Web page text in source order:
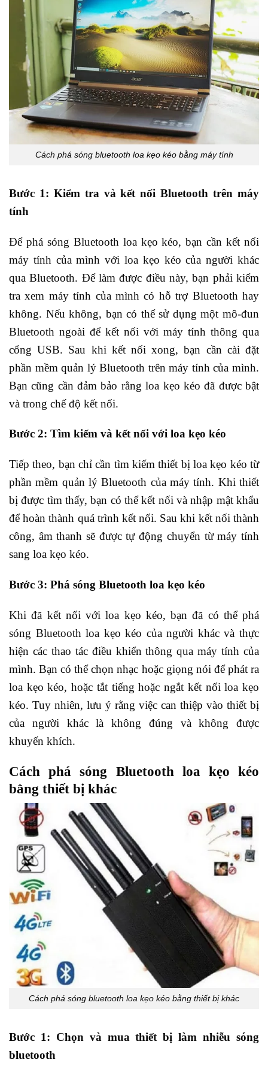
Cách phá sóng bluetooth loa kẹo kéo bằng máy tính
Bước 1: Kiểm tra và kết nối Bluetooth trên máy
tính
Để phá sóng Bluetooth loa kẹo kéo, bạn cần kết nối
máy tính của mình với loa kẹo kéo của người khác
qua Bluetooth. Để làm được điều này, bạn phải kiểm
tra xem máy tính của mình có hỗ trợ Bluetooth hay
không. Nếu không, bạn có thể sử dụng một mô-đun
Bluetooth ngoài để kết nối với máy tính thông qua
cổng USB. Sau khi kết nối xong, bạn cần cài đặt
phần mềm quản lý Bluetooth trên máy tính của mình.
Bạn cũng cần đảm bảo rằng loa kẹo kéo đã được bật
và trong chế độ kết nối.
Bước 2: Tìm kiếm và kết nối với loa kẹo kéo
Tiếp theo, bạn chỉ cần tìm kiếm thiết bị loa kẹo kéo từ
phần mềm quản lý Bluetooth của máy tính. Khi thiết
bị được tìm thấy, bạn có thể kết nối và nhập mật khẩu
để hoàn thành quá trình kết nối. Sau khi kết nối thành
công, âm thanh sẽ được tự động chuyển từ máy tính
sang loa kẹo kéo.
Bước 3: Phá sóng Bluetooth loa kẹo kéo
Khi đã kết nối với loa kẹo kéo, bạn đã có thể phá
sóng Bluetooth loa kẹo kéo của người khác và thực
hiện các thao tác điều khiển thông qua máy tính của
mình. Bạn có thể chọn nhạc hoặc giọng nói để phát ra
loa kẹo kéo, hoặc tắt tiếng hoặc ngắt kết nối loa kẹo
kéo. Tuy nhiên, lưu ý rằng việc can thiệp vào thiết bị
của người khác là không đúng và không được
khuyến khích.
Cách phá sóng Bluetooth loa kẹo kéo
bằng thiết bị khác
Cách phá sóng bluetooth loa kẹo kéo bằng thiết bị khác
Bước 1: Chọn và mua thiết bị làm nhiễu sóng
bluetooth